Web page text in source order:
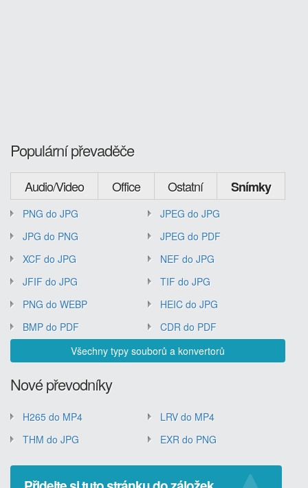
Populární převaděče
Audio/Video Office Ostatní Snímky
PNG do JPG
JPEG do JPG
JPG do PNG
JPEG do PDF
XCF do JPG
NEF do JPG
JFIF do JPG
TIF do JPG
PNG do WEBP
HEIC do JPG
BMP do PDF
CDR do PDF
Všechny typy souborů a konvertorů
Nové převodníky
H265 do MP4
LRV do MP4
THM do JPG
EXR do PNG